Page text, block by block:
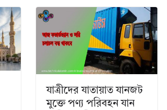
যাত্রীদের যাতায়াত যানজট
মুক্তে পণ্য পরিবহন যান